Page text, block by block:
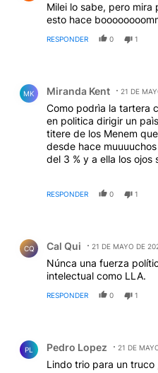
Milei lo sabe, pero
esto hace
RESPONDER 0 1
MK Miranda Kent 21 DE
Como podrìa la tartera
en politica dirigir un
titere de los Menem
desde hace
del 3 % y a ella los ojos
figura de hacedora de
,creerà que se saldrà
Argentina.
RESPONDER 0 1
CQ Cal Qui 21 DE MAYO DE
Núnca una fuerza
intelectual como LLA.
RESPONDER 0 1
PL Pedro Lopez 21 DE
Lindo trio para un